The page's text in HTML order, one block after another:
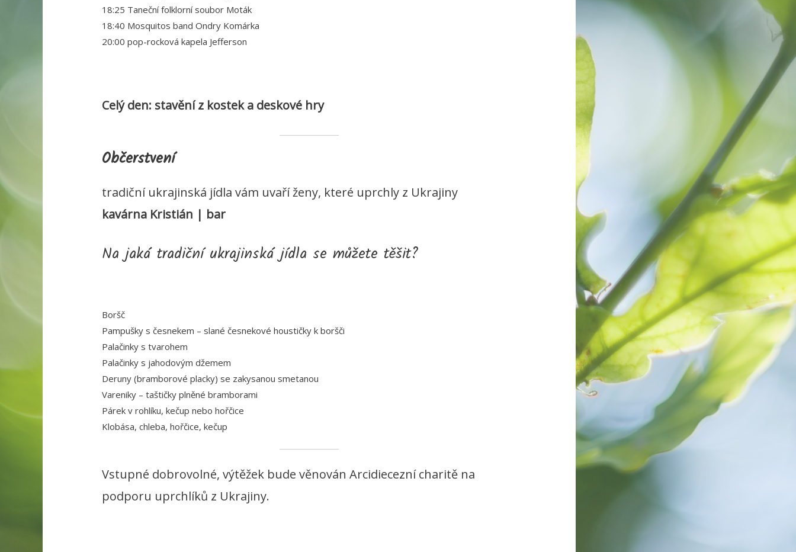
18:25 Taneční folklorní soubor Moták
18:40 Mosquitos band Ondry Komárka
20:00 pop-rocková kapela Jefferson
Celý den: stavění z kostek a deskové hry
Občerstvení
tradiční ukrajinská jídla vám uvaří ženy, které uprchly z Ukrajiny
kavárna Kristián | bar
Na jaká tradiční ukrajinská jídla se můžete těšit?
Boršč
Pampušky s česnekem – slané česnekové houstičky k boršči
Palačinky s tvarohem
Palačinky s jahodovým džemem
Deruny (bramborové placky) se zakysanou smetanou
Vareniky – taštičky plněné bramborami
Párek v rohlíku, kečup nebo hořčice
Klobása, chleba, hořčice, kečup
Vstupné dobrovolné, výtěžek bude věnován Arcidiecezní charitě na
podporu uprchlíků z Ukrajiny.